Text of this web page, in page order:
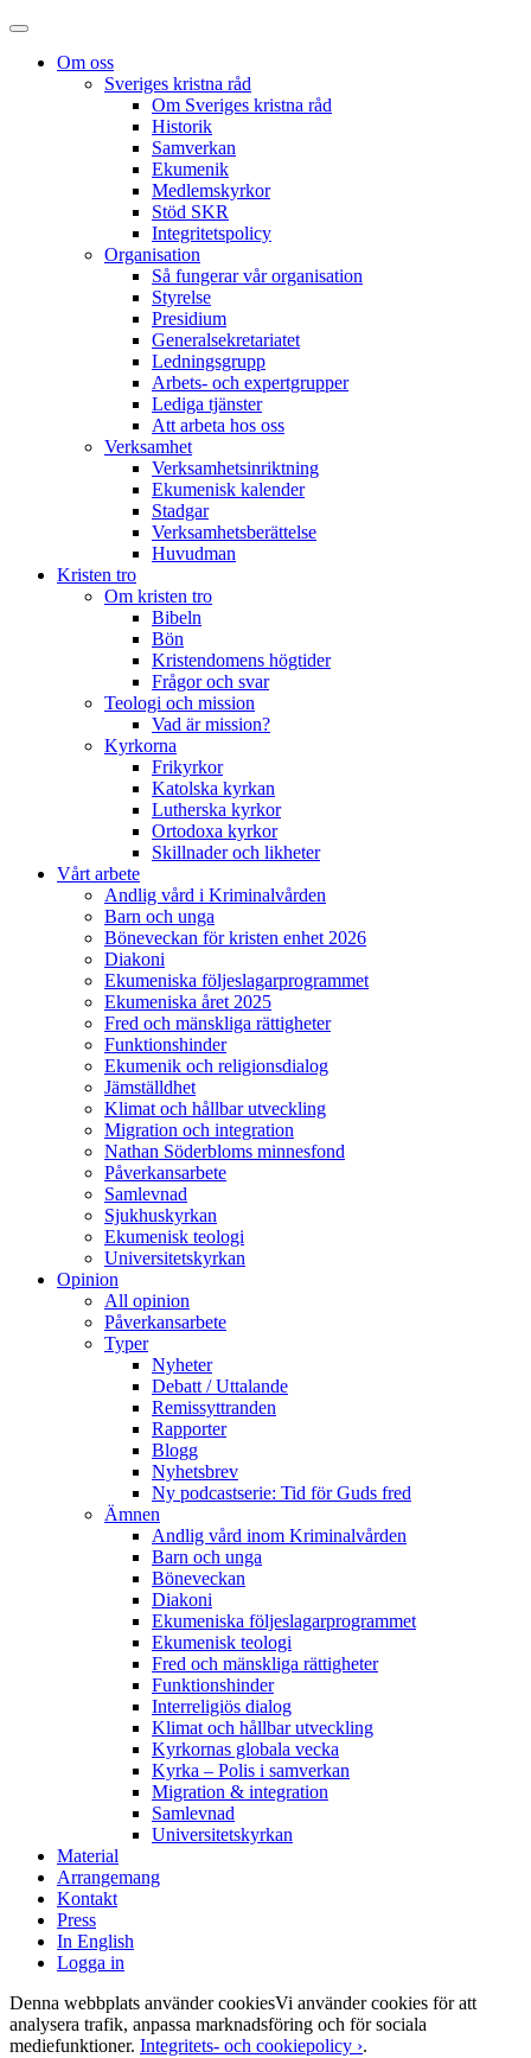
Om oss
Sveriges kristna råd
Om Sveriges kristna råd
Historik
Samverkan
Ekumenik
Medlemskyrkor
Stöd SKR
Integritetspolicy
Organisation
Så fungerar vår organisation
Styrelse
Presidium
Generalsekretariatet
Ledningsgrupp
Arbets- och expertgrupper
Lediga tjänster
Att arbeta hos oss
Verksamhet
Verksamhetsinriktning
Ekumenisk kalender
Stadgar
Verksamhetsberättelse
Huvudman
Kristen tro
Om kristen tro
Bibeln
Bön
Kristendomens högtider
Frågor och svar
Teologi och mission
Vad är mission?
Kyrkorna
Frikyrkor
Katolska kyrkan
Lutherska kyrkor
Ortodoxa kyrkor
Skillnader och likheter
Vårt arbete
Andlig vård i Kriminalvården
Barn och unga
Böneveckan för kristen enhet 2026
Diakoni
Ekumeniska följeslagarprogrammet
Ekumeniska året 2025
Fred och mänskliga rättigheter
Funktionshinder
Ekumenik och religionsdialog
Jämställdhet
Klimat och hållbar utveckling
Migration och integration
Nathan Söderbloms minnesfond
Påverkansarbete
Samlevnad
Sjukhuskyrkan
Ekumenisk teologi
Universitetskyrkan
Opinion
All opinion
Påverkansarbete
Typer
Nyheter
Debatt / Uttalande
Remissyttranden
Rapporter
Blogg
Nyhetsbrev
Ny podcastserie: Tid för Guds fred
Ämnen
Andlig vård inom Kriminalvården
Barn och unga
Böneveckan
Diakoni
Ekumeniska följeslagarprogrammet
Ekumenisk teologi
Fred och mänskliga rättigheter
Funktionshinder
Interreligiös dialog
Klimat och hållbar utveckling
Kyrkornas globala vecka
Kyrka – Polis i samverkan
Migration & integration
Samlevnad
Universitetskyrkan
Material
Arrangemang
Kontakt
Press
In English
Logga in
Denna webbplats använder cookiesVi använder cookies för att
analysera trafik, anpassa marknadsföring och för sociala
mediefunktioner. Integritets- och cookiepolicy ›.